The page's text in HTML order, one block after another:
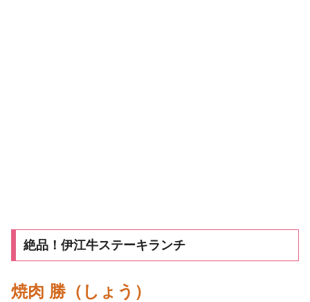
絶品！伊江牛ステーキランチ
焼肉 勝（しょう）